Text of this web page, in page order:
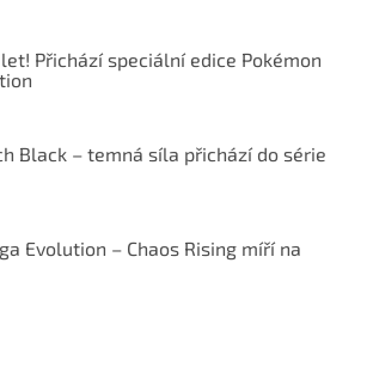
Přichází speciální edice Pokémon
Black – temná síla přichází do série
Evolution – Chaos Rising míří na